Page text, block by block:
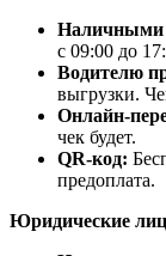
Наличными
с 09:00 до
Водителю
выгрузки.
Онлайн-
чек будет.
QR-код:
предоплата.
Юридические